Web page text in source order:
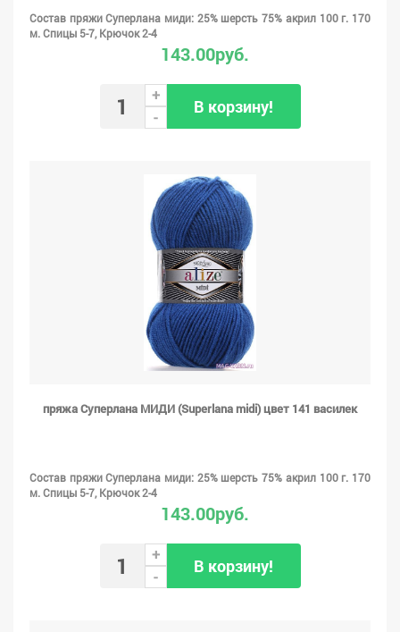
Состав пряжи Суперлана миди: 25% шерсть 75% акрил 100 г. 170
м. Спицы 5-7, Крючок 2-4
143.00руб.
+
-
В корзину!
пряжа Суперлана МИДИ (Superlana midi) цвет 141 василек
Состав пряжи Суперлана миди: 25% шерсть 75% акрил 100 г. 170
м. Спицы 5-7, Крючок 2-4
143.00руб.
+
-
В корзину!